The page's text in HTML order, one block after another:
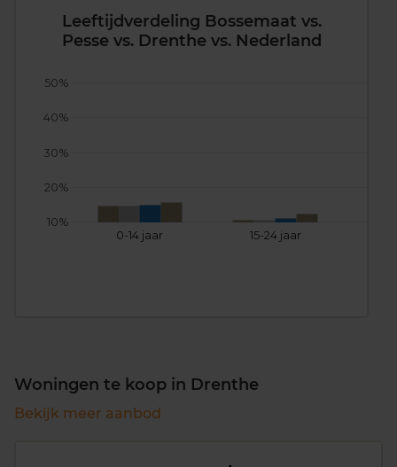
Leeftijdverdeling Bossemaat vs.
Pesse vs. Drenthe vs. Nederland
0-14 jaar 15-24 jaar
10%
20%
30%
40%
50%
Woningen te koop in Drenthe
Bekijk meer aanbod